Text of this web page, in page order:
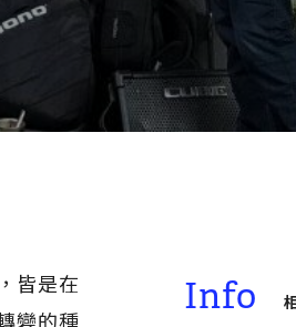
皆是在
變的種
Info